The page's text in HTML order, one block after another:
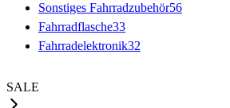
Sonstiges Fahrradzubehör56
Fahrradflasche33
Fahrradelektronik32
SALE